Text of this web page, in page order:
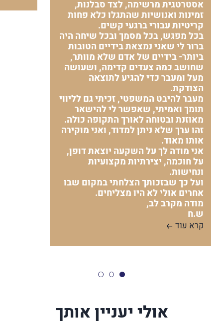
אסטרטגית מרשימה, לצד סבלנות,
זמינות ואנושיות שהתגלו כלא פחות
קריטיות עבורי ברגעי קשים.
בכל מפגש, בכל מסמך ובכל שיחה היה
ברור לי שאני נמצאת בידיים הטובות
ביותר- בידיים של אדם שלא מוותר,
שחושב כמה צעדים קדימה, ושעושה
מעל ומעבר כדי להגיע לתוצאה
הצודקת.
מעבר להיבט המשפטי, זכיתי גם לליווי
תומך ואמיתי, שאפשר לי להישאר
מאוזנת ובטוחה לאורך התקופה כולה.
זהו ערך שלא ניתן למדוד, ואני מוקירה
אותו מאוד.
אני מודה לך על השקעה יוצאת דופן,
על חוכמה, יצירתיות מקצועיות
ונחישות.
ועל כך שבזכותך הצלחתי במקום שבו
אחרים אולי לא היו מצליחים.
מודה מקרב לב,
ש.ח
קרא עוד
אולי יעניין אותך